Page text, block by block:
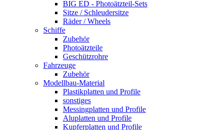
BIG ED - Photoätzteil-Sets
Sitze / Schleudersitze
Räder / Wheels
Schiffe
Zubehör
Photoätzteile
Geschützrohre
Fahrzeuge
Zubehör
Modellbau-Material
Plastikplatten und Profile
sonstiges
Messingplatten und Profile
Aluplatten und Profile
Kupferplatten und Profile